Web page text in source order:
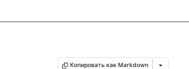
Копировать как Markdown